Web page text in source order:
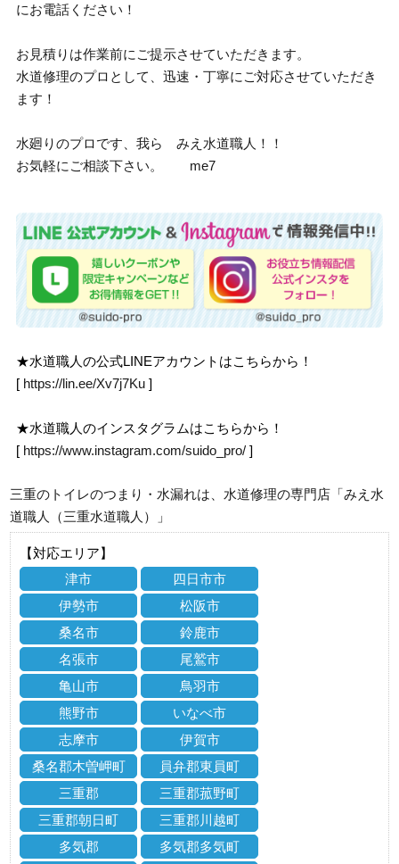
にお電話ください！
お見積りは作業前にご提示させていただきます。
水道修理のプロとして、迅速・丁寧にご対応させていただき
ます！
水廻りのプロです、我ら みえ水道職人！！
お気軽にご相談下さい。 me7
★水道職人の公式LINEアカウントはこちらから！
[ https://lin.ee/Xv7j7Ku ]
★水道職人のインスタグラムはこちらから！
[ https://www.instagram.com/suido_pro/ ]
三重のトイレのつまり・水漏れは、水道修理の専門店「みえ水
道職人（三重水道職人）」
【対応エリア】
津市
四日市市
伊勢市
松阪市
桑名市
鈴鹿市
名張市
尾鷲市
亀山市
鳥羽市
熊野市
いなべ市
志摩市
伊賀市
桑名郡木曽岬町
員弁郡東員町
三重郡
三重郡菰野町
三重郡朝日町
三重郡川越町
多気郡
多気郡多気町